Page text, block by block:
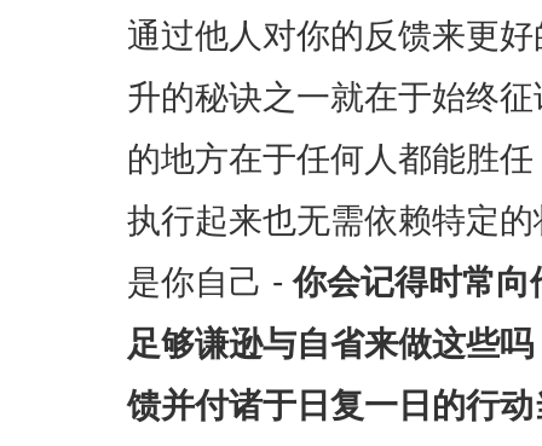
通过他人对你的反馈来更
升的秘诀之一就在于始终
的地方在于任何人都能胜
执行起来也无需依赖特定
是你自己 -你会记得时常
足够谦逊与自省来做这些
馈并付诸于日复一日的行